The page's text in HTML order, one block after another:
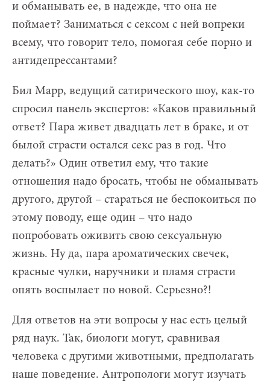
и обманывать ее, в надежде, что она не
поймает? Заниматься с сексом с ней вопреки
всему, что говорит тело, помогая себе порно и
антидепрессантами?
Бил Марр, ведущий сатирического шоу, как-то
спросил панель экспертов: «Каков правильный
ответ? Пара живет двадцать лет в браке, и от
былой страсти остался секс раз в год. Что
делать?» Один ответил ему, что такие
отношения надо бросать, чтобы не обманывать
другого, другой – стараться не беспокоиться по
этому поводу, еще один – что надо
попробовать оживить свою сексуальную
жизнь. Ну да, пара ароматических свечек,
красные чулки, наручники и пламя страсти
опять воспылает по новой. Серьезно?!
Для ответов на эти вопросы у нас есть целый
ряд наук. Так, биологи могут, сравнивая
человека с другими животными, предполагать
наше поведение. Антропологи могут изучать